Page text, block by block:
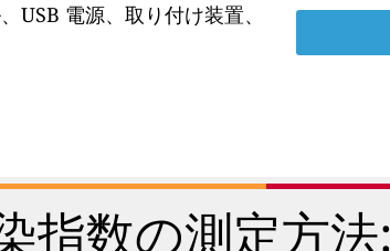
USB 電源、取り付け装置、
指数の測定方法: